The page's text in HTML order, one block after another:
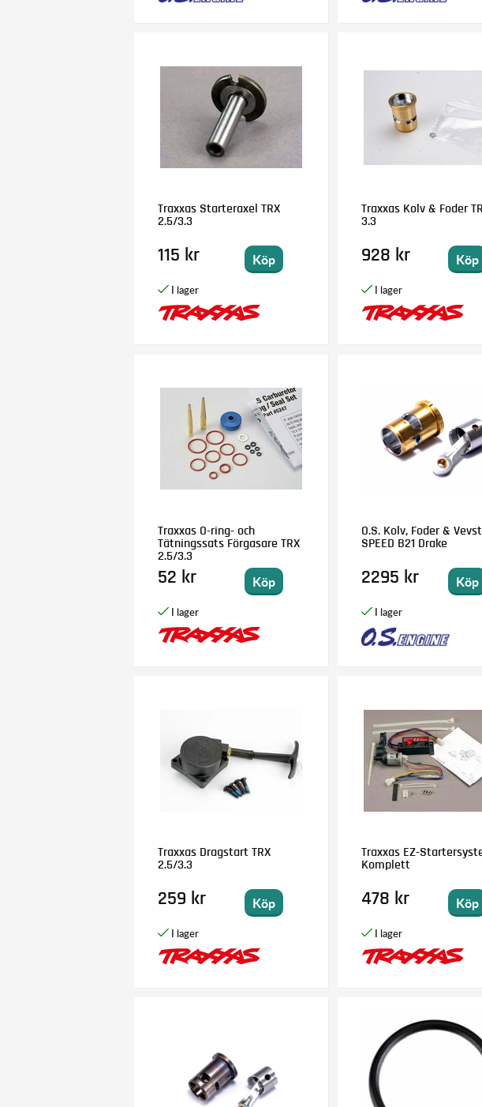
Traxxas Starteraxel TRX
2.5/3.3
115 kr Köp
Traxxas Kolv & Foder
3.3
928 kr Köp
Traxxas O-ring- och
Tätningssats Förgasare TRX
2.5/3.3
52 kr Köp
O.S. Kolv, Foder &
SPEED B21 Drake
2295 kr Köp
Traxxas Dragstart TRX
2.5/3.3
259 kr Köp
Traxxas EZ-
Komplett
478 kr Köp